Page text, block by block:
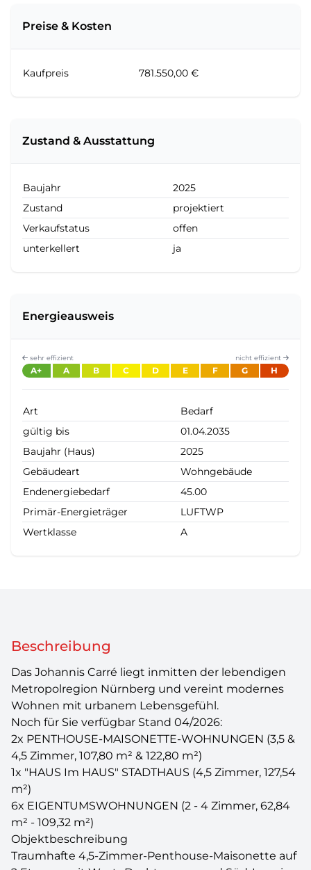
Preise & Kosten
Kaufpreis 781.550,00 €
Zustand & Ausstattung
Baujahr
2025
Zustand
projektiert
Verkaufstatus
offen
unterkellert
ja
Energieausweis
sehr effizient nicht effizient
A+ A B C D E F G H
Art
Bedarf
gültig bis
01.04.2035
Baujahr (Haus)
2025
Gebäudeart
Wohngebäude
Endenergiebedarf
45.00
Primär-Energieträger
LUFTWP
Wertklasse
A
Beschreibung
Das Johannis Carré liegt inmitten der lebendigen
Metropolregion Nürnberg und vereint modernes
Wohnen mit urbanem Lebensgefühl.
Noch für Sie verfügbar Stand 04/2026:
2x PENTHOUSE-MAISONETTE-WOHNUNGEN (3,5 &
4,5 Zimmer, 107,80 m² & 122,80 m²)
1x "HAUS Im HAUS" STADTHAUS (4,5 Zimmer, 127,54
m²)
6x EIGENTUMSWOHNUNGEN (2 - 4 Zimmer, 62,84
m² - 109,32 m²)
Objektbeschreibung
Traumhafte 4,5-Zimmer-Penthouse-Maisonette auf